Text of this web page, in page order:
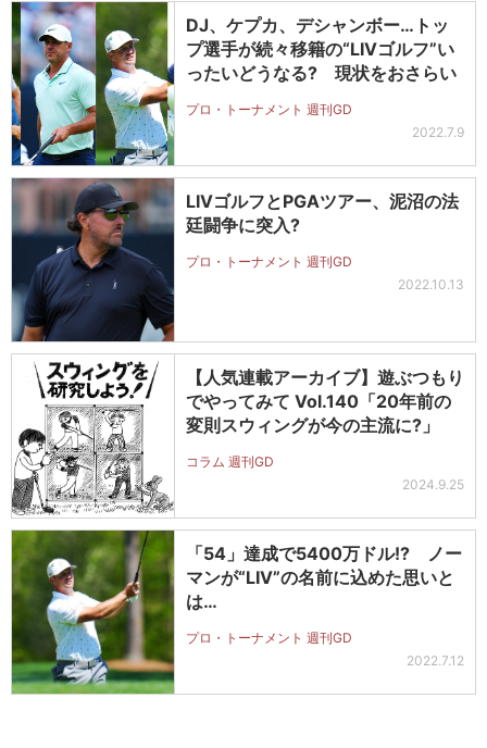
DJ、ケプカ、デシャンボー…トッ
プ選手が続々移籍の“LIVゴルフ”い
ったいどうなる? 現状をおさらい
プロ・トーナメント 週刊GD
2022.7.9
LIVゴルフとPGAツアー、泥沼の法
廷闘争に突入?
プロ・トーナメント 週刊GD
2022.10.13
【人気連載アーカイブ】遊ぶつもり
でやってみて Vol.140「20年前の
変則スウィングが今の主流に?」
コラム 週刊GD
2024.9.25
「54」達成で5400万ドル!? ノー
マンが“LIV”の名前に込めた思いと
は…
プロ・トーナメント 週刊GD
2022.7.12